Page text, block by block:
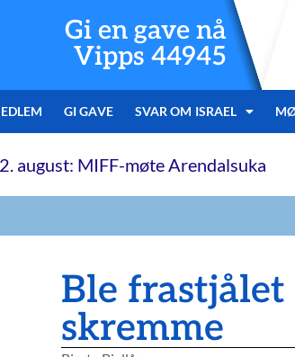
Gi en gave nå
Vipps 44945
GI GAVE SVAR OM ISRAEL
august: MIFF-møte Arendalsuka
Ble frastjålet
skremme